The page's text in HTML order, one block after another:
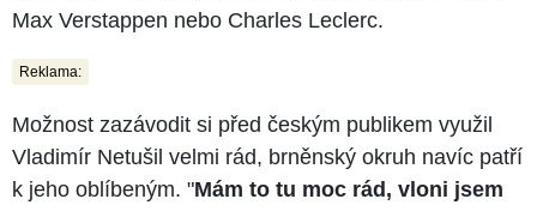
Max Verstappen nebo Charles Leclerc.
Reklama:
Možnost zazávodit si před českým publikem využil
Vladimír Netušil velmi rád, brněnský okruh navíc patří
k jeho oblíbeným. "Mám to tu moc rád, vloni jsem